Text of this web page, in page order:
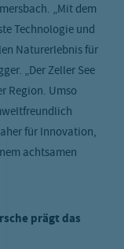
„Mit dem
Technologie und
Naturerlebnis für
„Der Zeller See
Region. Umso
für Innovation,
achtsamen
prägt das